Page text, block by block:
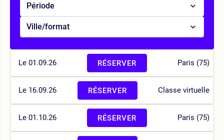
Période
Ville/format
Le 01.09.26 Paris (75)
RÉSERVER
Le 16.09.26 Classe virtuelle
RÉSERVER
Le 01.10.26 Paris (75)
RÉSERVER